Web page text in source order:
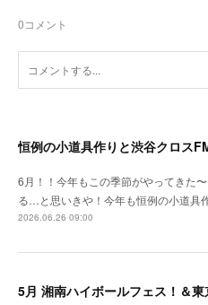
0コメント
恒例の小道具作りと渋谷クロス
6月！！今年もこの季節がやってきた
る…と思いきや！今年も恒例の小道具
2026.06.26 09:00